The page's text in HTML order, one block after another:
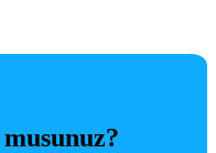
musunuz?